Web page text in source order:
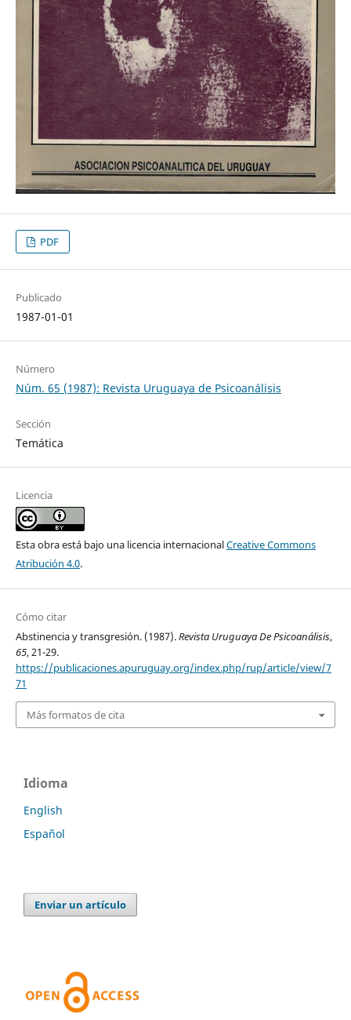
PDF
Publicado
1987-01-01
Número
Núm. 65 (1987): Revista Uruguaya de Psicoanálisis
Sección
Temática
Licencia
Esta obra está bajo una licencia internacionalCreative Commons
Atribución 4.0.
Cómo citar
Abstinencia y transgresión. (1987).Revista Uruguaya De Psicoanálisis,
65, 21-29.
https://publicaciones.apuruguay.org/index.php/rup/article/view/7
71
Más formatos de cita
Idioma
English
Español
Enviar un artículo